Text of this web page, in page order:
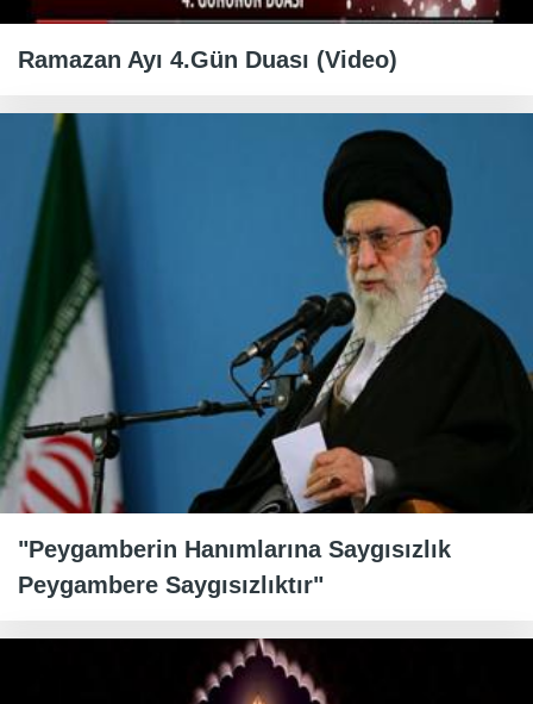
Ramazan Ayı 4.Gün Duası (Video)
"Peygamberin Hanımlarına Saygısızlık
Peygambere Saygısızlıktır"